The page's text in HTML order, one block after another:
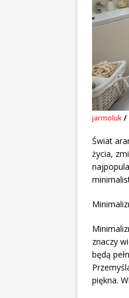
jarmoluk/
Świat
życia,
znaczy
będą
piękna.